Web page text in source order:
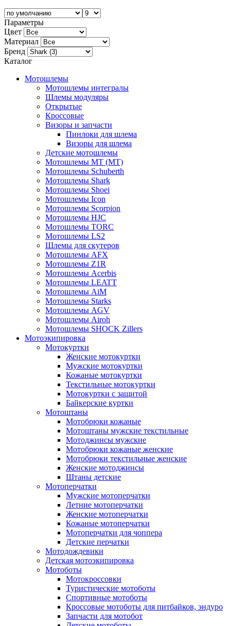
Параметры
Цвет
Материал
Бренд
Каталог
Мотошлемы
Мотошлемы интегралы
Шлемы модуляры
Открытые
Кросcовые
Визоры и запчасти
Пинлоки для шлема
Визоры для шлема
Детские мотошлемы
Мотошлемы MT (МТ)
Мотошлемы Schuberth
Мотошлемы Shark
Мотошлемы Shoei
Мотошлемы Icon
Мотошлемы Scorpion
Мотошлемы HJC
Мотошлемы TORC
Мотошлемы LS2
Шлемы для скутеров
Мотошлемы AFX
Мотошлемы Z1R
Мотошлемы Acerbis
Мотошлемы LEATT
Мотошлемы AiM
Мотошлемы Starks
Мотошлемы AGV
Мотошлемы Airoh
Мотошлемы SHOCK Zillers
Мотоэкипировка
Мотокуртки
Женские мотокуртки
Мужские мотокуртки
Кожаные мотокуртки
Текстильные мотокуртки
Мотокуртки с защитой
Байкерские куртки
Мотоштаны
Мотобрюки кожаные
Мотоштаны мужские текстильные
Мотоджинсы мужские
Мотобрюки кожаные женские
Мотобрюки текстильные женские
Женские мотоджинсы
Штаны детские
Мотоперчатки
Мужские мотоперчатки
Летние мотоперчатки
Женские мотоперчатки
Кожаные мотоперчатки
Мотоперчатки для чоппера
Детские перчатки
Мотодождевики
Детская мотоэкипировка
Мотоботы
Мотокроссовки
Туристические мотоботы
Спортивные мотоботы
Кроссовые мотоботы для питбайков, эндуро
Запчасти для мотобот